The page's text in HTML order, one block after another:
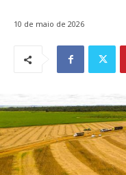
10 de maio de 2026